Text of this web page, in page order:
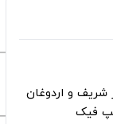
شریف و اردوغان
فیک